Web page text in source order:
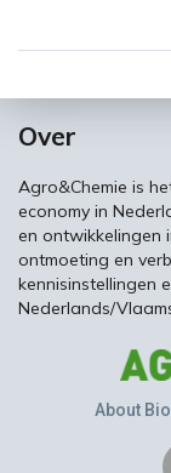
Over
Agro&Chemie is
economy in
en ontwikkelingen
ontmoeting en
kennisinstellingen
Nederlands/
About